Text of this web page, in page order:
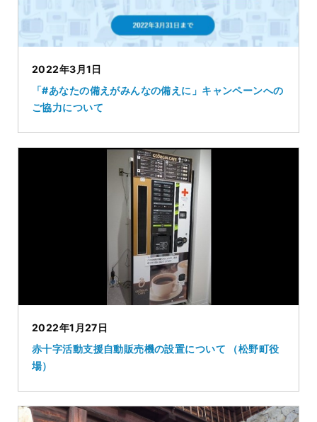
2022年3月1日
「#あなたの備えがみんなの備えに」キャンペーンへの
ご協力について
2022年1月27日
赤十字活動支援自動販売機の設置について （松野町役
場）